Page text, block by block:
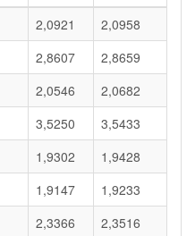
2,0921
2,0958
2,8607
2,8659
2,0546
2,0682
3,5250
3,5433
1,9302
1,9428
1,9147
1,9233
2,3366
2,3516